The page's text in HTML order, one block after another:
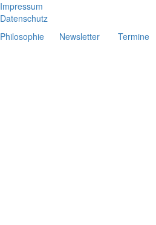
Impressum
Datenschutz
Philosophie Newsletter Termine